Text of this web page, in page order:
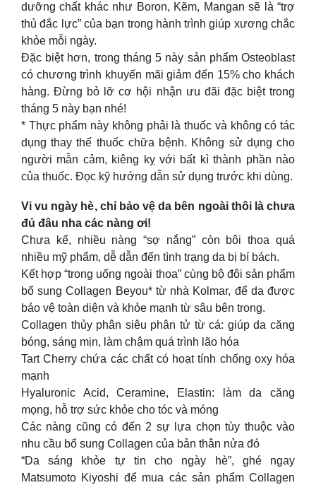
dưỡng chất khác như Boron, Kẽm, Mangan sẽ là “trợ
thủ đắc lực” của bạn trong hành trình giúp xương chắc
khỏe mỗi ngày.
Đặc biệt hơn, trong tháng 5 này sản phẩm Osteoblast
có chương trình khuyến mãi giảm đến 15% cho khách
hàng. Đừng bỏ lỡ cơ hội nhận ưu đãi đặc biệt trong
tháng 5 này bạn nhé!
* Thực phẩm này không phải là thuốc và không có tác
dụng thay thế thuốc chữa bệnh. Không sử dụng cho
người mẫn cảm, kiêng kỵ với bất kì thành phần nào
của thuốc. Đọc kỹ hướng dẫn sử dụng trước khi dùng.
Vi vu ngày hè, chỉ bảo vệ da bên ngoài thôi là chưa
đủ đâu nha các nàng ơi!
Chưa kể, nhiều nàng “sợ nắng” còn bôi thoa quá
nhiều mỹ phẩm, dễ dẫn đến tình trạng da bị bí bách.
Kết hợp “trong uống ngoài thoa” cùng bộ đôi sản phẩm
bổ sung Collagen Beyou* từ nhà Kolmar, để da được
bảo vệ toàn diện và khỏe mạnh từ sâu bên trong.
Collagen thủy phân siêu phân tử từ cá: giúp da căng
bóng, sáng mịn, làm chậm quá trình lão hóa
Tart Cherry chứa các chất có hoạt tính chống oxy hóa
mạnh
Hyaluronic Acid, Ceramine, Elastin: làm da căng
mọng, hỗ trợ sức khỏe cho tóc và móng
Các nàng cũng có đến 2 sự lựa chọn tùy thuộc vào
nhu cầu bổ sung Collagen của bản thân nửa đó
“Da sáng khỏe tự tin cho ngày hè”, ghé ngay
Matsumoto Kiyoshi để mua các sản phẩm Collagen